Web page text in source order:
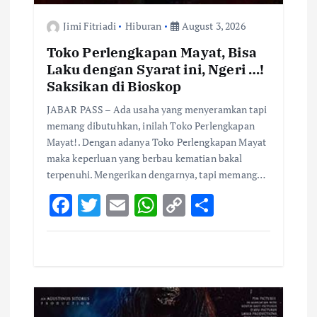
Jimi Fitriadi Hiburan August 3, 2026
Toko Perlengkapan Mayat, Bisa
Laku dengan Syarat ini, Ngeri …!
Saksikan di Bioskop
JABAR PASS – Ada usaha yang menyeramkan tapi
memang dibutuhkan, inilah Toko Perlengkapan
Mayat!. Dengan adanya Toko Perlengkapan Mayat
maka keperluan yang berbau kematian bakal
terpenuhi. Mengerikan dengarnya, tapi memang…
F
ac
o
T
w
r
E
m
W
h
A
C
o
Li
S
h